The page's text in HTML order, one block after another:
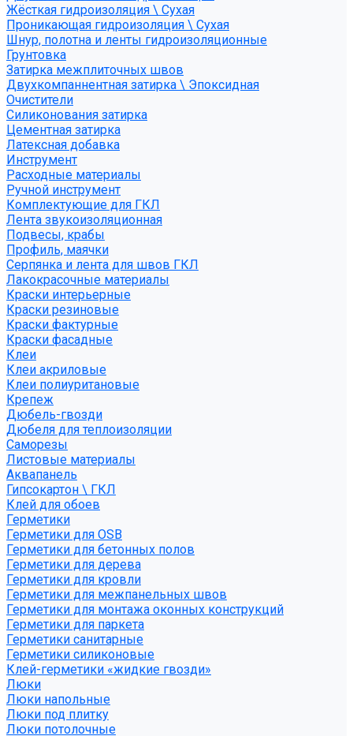
Жёсткая гидроизоляция \ Сухая
Проникающая гидроизоляция \ Сухая
Шнур, полотна и ленты гидроизоляционные
Грунтовка
Затирка межплиточных швов
Двухкомпаннентная затирка \ Эпоксидная
Очистители
Силиконования затирка
Цементная затирка
Латексная добавка
Инструмент
Расходные материалы
Ручной инструмент
Комплектующие для ГКЛ
Лента звукоизоляционная
Подвесы, крабы
Профиль, маячки
Серпянка и лента для швов ГКЛ
Лакокрасочные материалы
Краски интерьерные
Краски резиновые
Краски фактурные
Краски фасадные
Клеи
Клеи акриловые
Клеи полиуритановые
Крепеж
Дюбель-гвозди
Дюбеля для теплоизоляции
Саморезы
Листовые материалы
Аквапанель
Гипсокартон \ ГКЛ
Клей для обоев
Герметики
Герметики для OSB
Герметики для бетонных полов
Герметики для дерева
Герметики для кровли
Герметики для межпанельных швов
Герметики для монтажа оконных конструкций
Герметики для паркета
Герметики санитарные
Герметики силиконовые
Клей-герметики «жидкие гвозди»
Люки
Люки напольные
Люки под плитку
Люки потолочные